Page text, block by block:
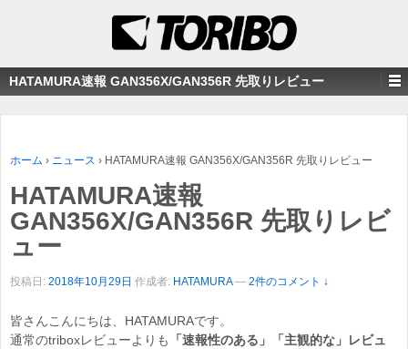
HATAMURA速報 GAN356X/GAN356R 先取りレビュー
ホーム › ニュース › HATAMURA速報 GAN356X/GAN356R 先取りレビュー
HATAMURA速報
GAN356X/GAN356R 先取りレビ
ュー
投稿日: 2018年10月29日 作成者: HATAMURA — 2件のコメント ↓
皆さんこんにちは、HATAMURAです。
通常のtriboxレビューよりも
「速報性のある」「主観的な」レビュ